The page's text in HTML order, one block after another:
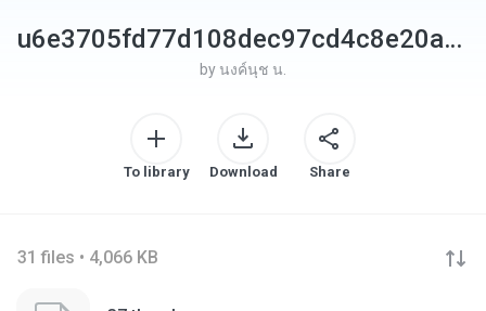
u6e3705fd77d108dec97cd4c8e20a923a
by นงค์นุช น.
To library Download Share
31 files • 4,066 KB